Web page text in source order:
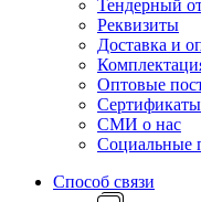
Тендерный
Реквизиты
Доставка и
Оптовые
Сертификаты
СМИ о нас
Социальные
Способ связи